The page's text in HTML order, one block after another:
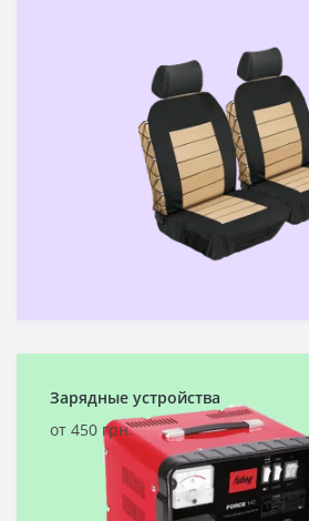
Зарядные устройства
от 450 грн.